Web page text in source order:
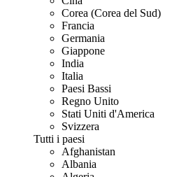
Corea (Corea del Sud)
Francia
Germania
Giappone
India
Italia
Paesi Bassi
Regno Unito
Stati Uniti d'America
Svizzera
Tutti i paesi
Afghanistan
Albania